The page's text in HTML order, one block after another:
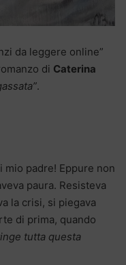
da leggere online”
di Caterina
.
mio padre! Eppure non
paura. Resisteva
la crisi, si piegava
di prima, quando
tutta questa